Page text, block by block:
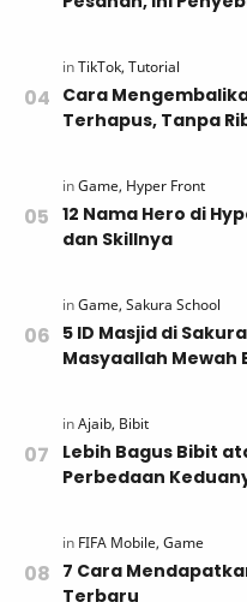
Cara
Terhapus, Tanpa
12 Nama Hero di
dan Skillnya
5 ID Masjid di
Masyaallah Mewah
Lebih Bagus Bibit
Perbedaan
7 Cara
Terbaru